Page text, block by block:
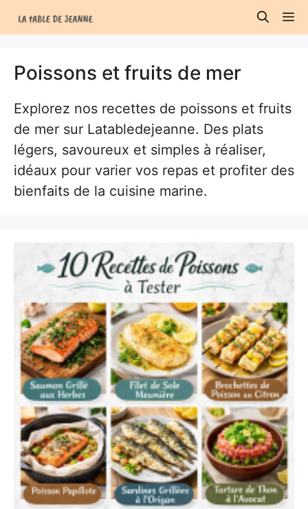
au
Poissons et fruits de mer
Explorez nos recettes de poissons et fruits
de mer sur Latabledejeanne. Des plats
légers, savoureux et simples à réaliser,
idéaux pour varier vos repas et profiter des
bienfaits de la cuisine marine.